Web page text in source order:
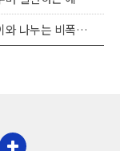
는 비폭력 대화법